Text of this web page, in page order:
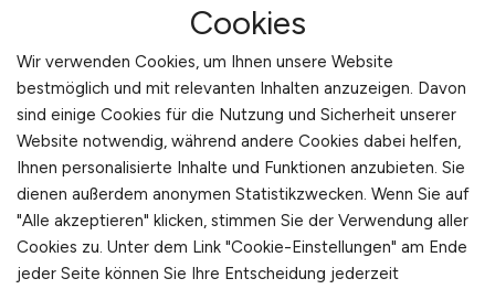
fokussiert. Genau hier liegt der Unterschied
zwischen Sichtbarkeit und Bewerbung. Und
genau hier setzt ITSTEPS an – durch Klarheit im
Text, nicht durch Lautstärke in der Ansprache.
Stellenanzeigen auf ITSTEPS schalten
Veröffentlichen ist kein
Cookies
Wir verwenden Cookies, um Ihnen unsere Website
bestmöglich und mit relevanten Inhalten anzuzeigen. Davon
sind einige Cookies für die Nutzung und Sicherheit unserer
Website notwendig, während andere Cookies dabei helfen,
Ihnen personalisierte Inhalte und Funktionen anzubieten. Sie
dienen außerdem anonymen Statistikzwecken. Wenn Sie auf
"Alle akzeptieren" klicken, stimmen Sie der Verwendung aller
Cookies zu. Unter dem Link "Cookie-Einstellungen" am Ende
jeder Seite können Sie Ihre Entscheidung jederzeit